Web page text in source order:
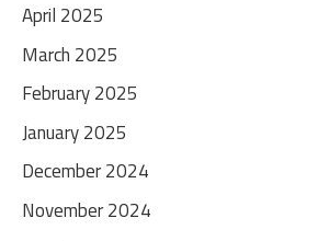
April 2025
March 2025
February 2025
January 2025
December 2024
November 2024